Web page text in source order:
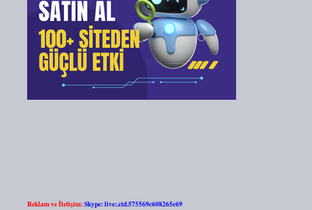
Reklam ve İletişim:Skype: live:.cid.575569c608265c69